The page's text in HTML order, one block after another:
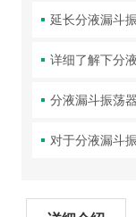
延长分液漏斗
详细了解下分
分液漏斗振荡
对于分液漏斗